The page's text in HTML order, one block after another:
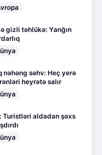
gizli təhlükə: Yanğın
nəhəng səhv: Heç yerə
heyrətə salır
Turistləri aldadan şəxs